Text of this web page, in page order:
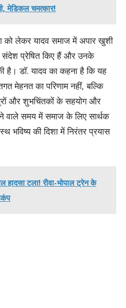
मेडिकल चमत्कार!
को लेकर यादव समाज में अपार खुशी
संदेश प्रेषित किए हैं और उनके
है। डॉ. यादव का कहना है कि यह
मेहनत का परिणाम नहीं, बल्कि
और शुभचिंतकों के सहयोग और
वाले समय में समाज के लिए सार्थक
भविष्य की दिशा में निरंतर प्रयास
हादसा टला! रीवा-भोपाल ट्रेन के